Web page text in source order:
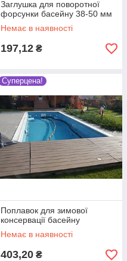
Заглушка для поворотної
форсунки басейну 38-50 мм
Немає в наявності
197,12 ₴
Суперцена!
Поплавок для зимової
консервації басейну
Немає в наявності
403,20 ₴